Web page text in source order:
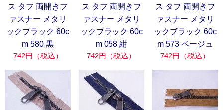
ス タフ 両開きフ
ァスナー メタリ
ックブラック 60c
m 580 黒
742円（税込）
ス タフ 両開きフ
ァスナー メタリ
ックブラック 60c
m 058 紺
742円（税込）
ス タフ 両開きフ
ァスナー メタリ
ックブラック 60c
m 573 ベージュ
742円（税込）